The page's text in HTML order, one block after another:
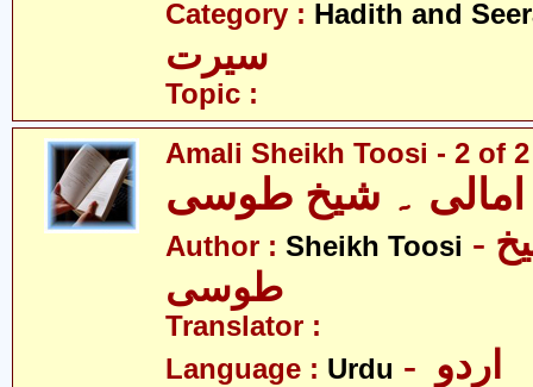
Category : Hadith and
سیرت
Topic :
Amali Sheikh Toosi - 2 of 2
امالی ۔ شیخ طوسی
Author : Sheikh Toosi - امالی ۔ شیخ
طوسی
Translator :
Language : Urdu